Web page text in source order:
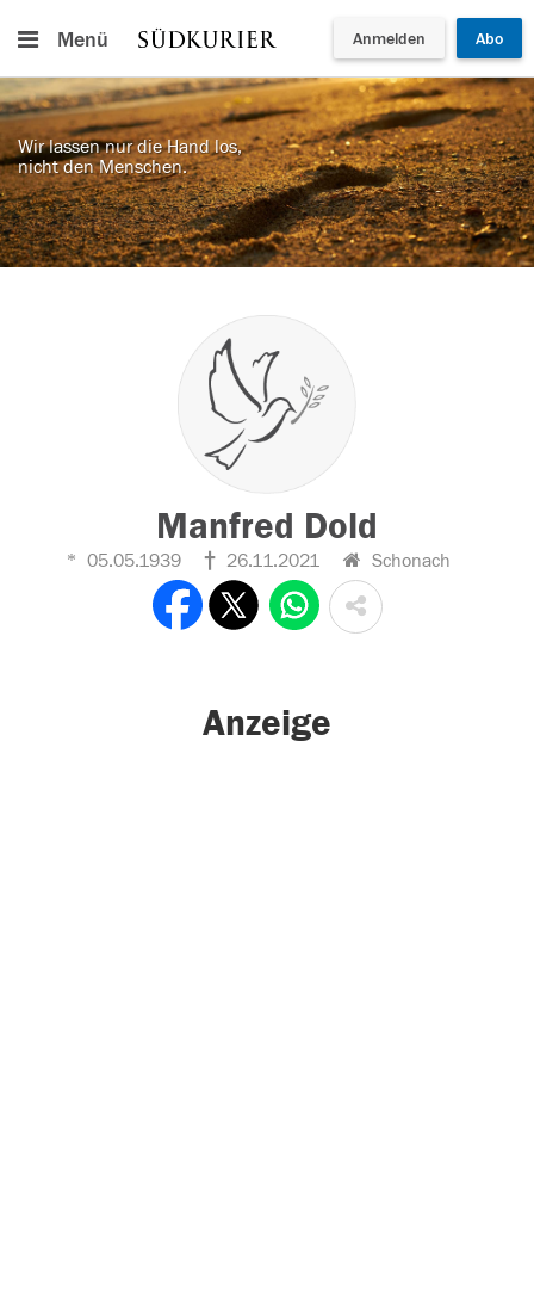
Menü Anmelden Abo
Wir lassen nur die Hand los,
nicht den Menschen.
Manfred Dold
05.05.1939 26.11.2021 Schonach
Anzeige